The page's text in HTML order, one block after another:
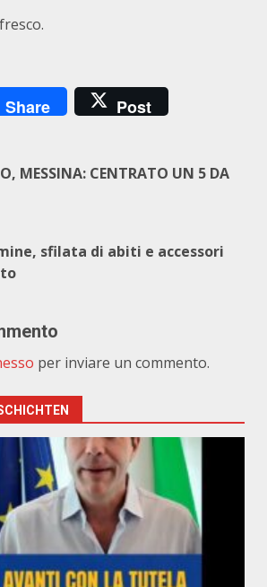
Share Post
MESSINA: CENTRATO UN 5 DA
sfilata di abiti e accessori
per inviare un commento.